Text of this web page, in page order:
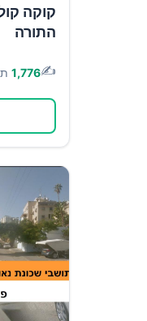
קוקה
התורה
✍️
1,776